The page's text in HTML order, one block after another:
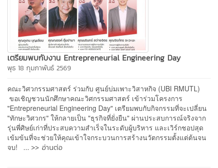
เตรียมพบกับงาน Entrepreneurial Engineering Day
พุธ 18 กุมภาพันธ์ 2569
คณะวิศวกรรมศาสตร์ ร่วมกับ ศูนย์บ่มเพาะวิสาหกิจ (UBI RMUTL)
ขอเชิญชวนนักศึกษาคณะวิศกรรมศาสตร์ เข้าร่วมโครงการ
"Entrepreneurial Engineering Day" เตรียมพบกับกิจกรรมที่จะเปลี่ยน
"ทักษะวิศวกร" ให้กลายเป็น "ธุรกิจที่ยั่งยืน" ผ่านประสบการณ์จริงจาก
รุ่นพี่ศิษย์เก่าที่ประสบความสำเร็จในระดับผู้บริหาร และเวิร์กชอปสุด
เข้มข้นที่จะช่วยให้คุณเข้าใจกระบวนการสร้างนวัตกรรมตั้งแต่ต้นจน
จบ! ... >> อ่านต่อ